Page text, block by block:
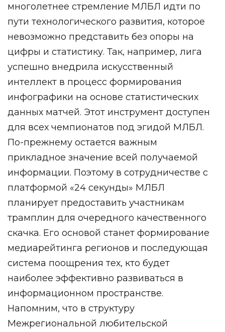
многолетнее стремление МЛБЛ идти по
пути технологического развития, которое
невозможно представить без опоры на
цифры и статистику. Так, например, лига
успешно внедрила искусственный
интеллект в процесс формирования
инфографики на основе статистических
данных матчей. Этот инструмент доступен
для всех чемпионатов под эгидой МЛБЛ.
По-прежнему остается важным
прикладное значение всей получаемой
информации. Поэтому в сотрудничестве с
платформой «24 секунды» МЛБЛ
планирует предоставить участникам
трамплин для очередного качественного
скачка. Его основой станет формирование
медиарейтинга регионов и последующая
система поощрения тех, кто будет
наиболее эффективно развиваться в
информационном пространстве.
Напомним, что в структуру
Межрегиональной любительской